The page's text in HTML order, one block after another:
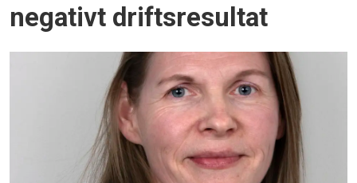
negativt driftsresultat